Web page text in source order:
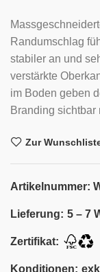
Randumschlag
stabiler an und
verstärkte
im Boden geben
Branding sichtbar
Zur
Artikelnummer:
Lieferung: 5 – 7
Zertifikat:
Konditionen: